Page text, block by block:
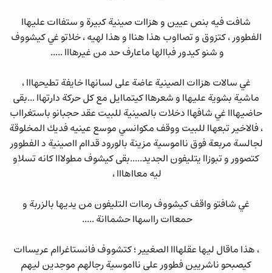
شافت فيه بنص عيين و هزاات صينية كبيرة و ستفاات عليهاا
الفطوور ، كتزوق و تصااوب هذا هناا و هذا لهيه ، خلاتو غي كيشووف
و شنو كيدور فباالها ماعارف حد من غيرهااا .....
غي سالات هزاات الصينية عاضة على لسانهاا خايفة تطيحهااا ،
ماشية بشوية عليهاا و شعرهاا كيتماايل مع كل حركة دارتهاا ...بقى
حاضيهااا غي شافهاا دخلات بالصينية للبيت عقد حجبانو باستغرااب
، فالاخير تبعهاا للبيت ووقف مكوانسي موسع عينيه فديك المخلوقة
لجالسة مربعة فوق نااموسية مزينة بالورود قداام ااصينية د الفطوور
كتصوور و تبوزاا يتليفون الجديد.....بقى كيشوف مطولااا كانه تسلاو
ليه معااهااا ،
غي شافتو واقف كيشووف رماات التليفون من يديها بالزربة و
حمعاات رااسهاا حشماانة .....
، هذا ماقال ليها عقلهااا الصغيير ؛ كتشووف فانستاغراام عريساات
كيصبحو ناشريين فطوور على نااموسية رجالهم موجدين ليهم